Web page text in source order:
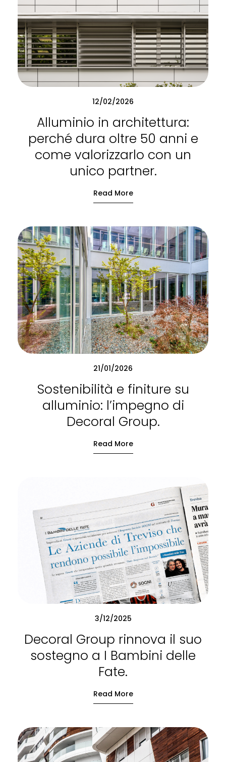
12/02/2026
Alluminio in architettura:
perché dura oltre 50 anni e
come valorizzarlo con un
unico partner.
Read More
21/01/2026
Sostenibilità e finiture su
alluminio: l’impegno di
Decoral Group.
Read More
3/12/2025
Decoral Group rinnova il suo
sostegno a I Bambini delle
Fate.
Read More